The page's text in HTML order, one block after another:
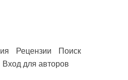
Рецензии
Поиск
Вход для авторов